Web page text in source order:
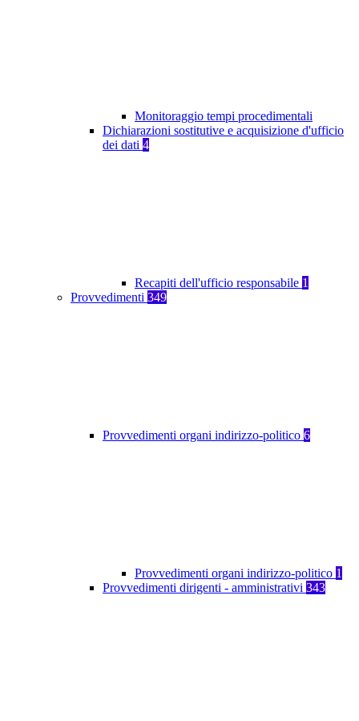
Monitoraggio tempi procedimentali
Dichiarazioni sostitutive e acquisizione d'ufficio
dei dati 4
Recapiti dell'ufficio responsabile 1
Provvedimenti 349
Provvedimenti organi indirizzo-politico 6
Provvedimenti organi indirizzo-politico 1
Provvedimenti dirigenti - amministrativi 343